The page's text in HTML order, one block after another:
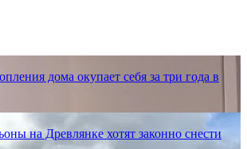
дома окупает себя за три года в
на Древлянке хотят законно снести